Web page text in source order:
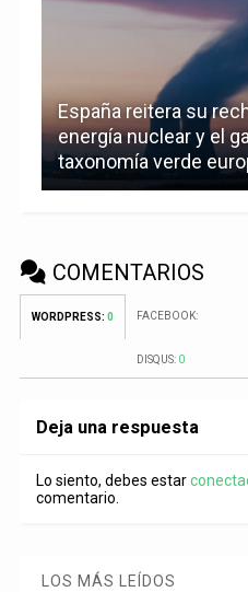
España reitera su
energía nuclear y el
taxonomía verde
COMENTARIOS
WORDPRESS: 0 FACEBOOK:
DISQUS: 0
Deja una respuesta
Lo siento, debes estar
comentario.
LOS MÁS LEÍDOS